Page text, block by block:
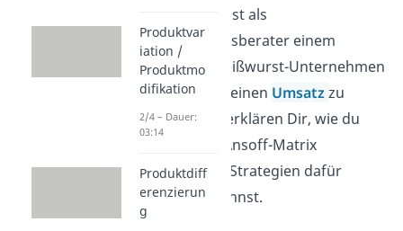
dir vor, du sollst als
Unternehmensberater einem
deutschen Weißwurst-Unternehmen
dabei helfen seinen Umsatzzu
steigern. Wir erklären Dir, wie du
mit Hilfe der Ansoff-Matrix
verschiedene Strategien dafür
entwickeln kannst.
Produktvar
iation /
Produktmo
difikation
2/4 – Dauer:
03:14
Produktdiff
erenzierun
g